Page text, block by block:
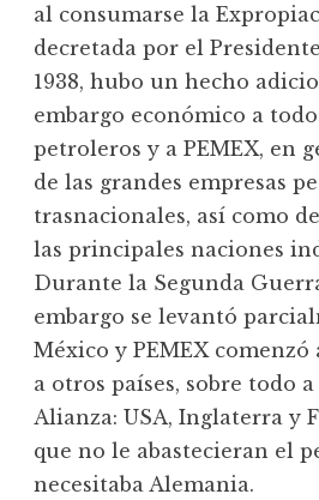
al consumarse la
decretada por el
1938, hubo un hecho
embargo económico a
petroleros y a PEMEX, en
de las grandes empresas
trasnacionales, así como
las principales naciones
Durante la Segunda
embargo se levantó
México y PEMEX
a otros países, sobre todo
Alianza: USA, Inglaterra y
que no le abastecieran el
necesitaba Alemania.